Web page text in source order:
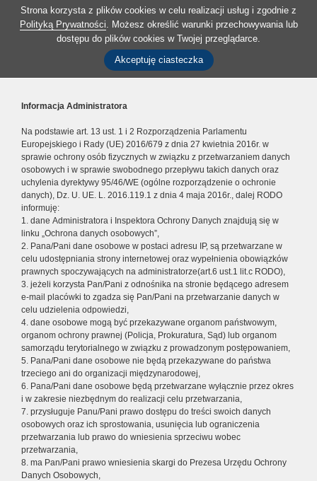
Strona korzysta z plików cookies w celu realizacji usług i zgodnie z
Polityką Prywatności. Możesz określić warunki przechowywania lub
dostępu do plików cookies w Twojej przeglądarce.
Akceptuję ciasteczka
Informacja Administratora
Na podstawie art. 13 ust. 1 i 2 Rozporządzenia Parlamentu
Europejskiego i Rady (UE) 2016/679 z dnia 27 kwietnia 2016r. w
sprawie ochrony osób fizycznych w związku z przetwarzaniem danych
osobowych i w sprawie swobodnego przepływu takich danych oraz
uchylenia dyrektywy 95/46/WE (ogólne rozporządzenie o ochronie
danych), Dz. U. UE. L. 2016.119.1 z dnia 4 maja 2016r., dalej RODO
informuję:
1. dane Administratora i Inspektora Ochrony Danych znajdują się w
linku „Ochrona danych osobowych”,
2. Pana/Pani dane osobowe w postaci adresu IP, są przetwarzane w
celu udostępniania strony internetowej oraz wypełnienia obowiązków
prawnych spoczywających na administratorze(art.6 ust.1 lit.c RODO),
3. jeżeli korzysta Pan/Pani z odnośnika na stronie będącego adresem
e-mail placówki to zgadza się Pan/Pani na przetwarzanie danych w
celu udzielenia odpowiedzi,
4. dane osobowe mogą być przekazywane organom państwowym,
organom ochrony prawnej (Policja, Prokuratura, Sąd) lub organom
samorządu terytorialnego w związku z prowadzonym postępowaniem,
5. Pana/Pani dane osobowe nie będą przekazywane do państwa
trzeciego ani do organizacji międzynarodowej,
6. Pana/Pani dane osobowe będą przetwarzane wyłącznie przez okres
i w zakresie niezbędnym do realizacji celu przetwarzania,
7. przysługuje Panu/Pani prawo dostępu do treści swoich danych
osobowych oraz ich sprostowania, usunięcia lub ograniczenia
przetwarzania lub prawo do wniesienia sprzeciwu wobec
przetwarzania,
8. ma Pan/Pani prawo wniesienia skargi do Prezesa Urzędu Ochrony
Danych Osobowych,